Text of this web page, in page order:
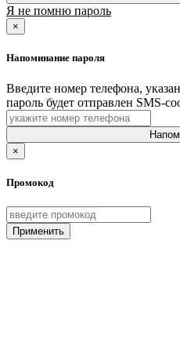
Я не помню пароль
×
Напоминание пароля
Введите номер телефона,
пароль будет отправлен SMS-
×
Промокод
Применить